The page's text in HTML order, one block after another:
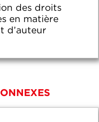
des droits
en matière
d’auteur